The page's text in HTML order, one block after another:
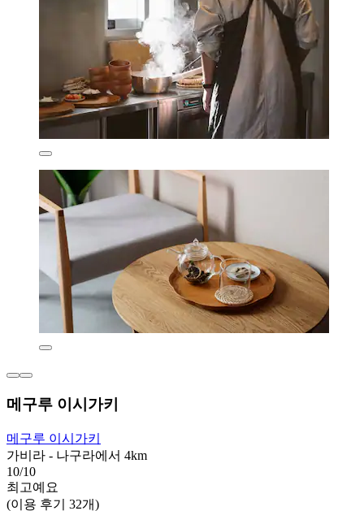
메구루 이시가키
메구루 이시가키
가비라 - 나구라에서 4km
10/10
최고예요
(이용 후기 32개)